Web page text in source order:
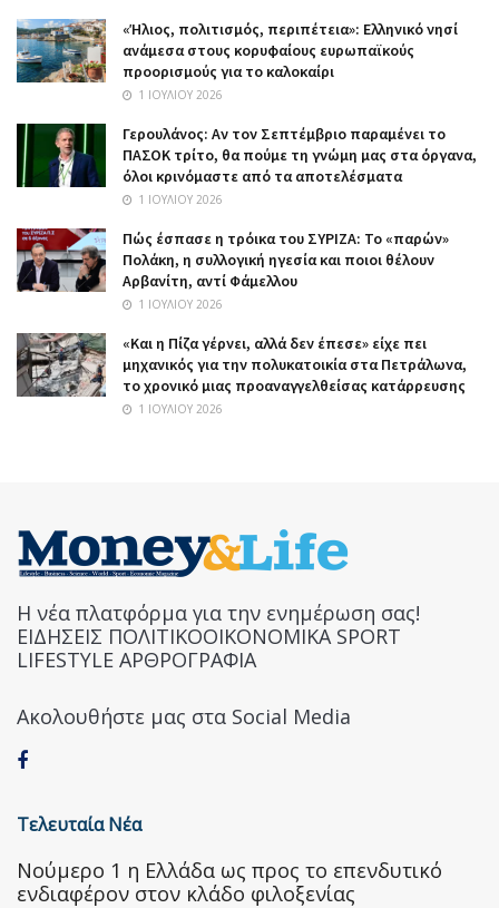
«Ήλιος, πολιτισμός, περιπέτεια»: Ελληνικό νησί
ανάμεσα στους κορυφαίους ευρωπαϊκούς
προορισμούς για το καλοκαίρι
1 ΙΟΥΛΊΟΥ 2026
Γερουλάνος: Αν τον Σεπτέμβριο παραμένει το
ΠΑΣΟΚ τρίτο, θα πούμε τη γνώμη μας στα όργανα,
όλοι κρινόμαστε από τα αποτελέσματα
1 ΙΟΥΛΊΟΥ 2026
Πώς έσπασε η τρόικα του ΣΥΡΙΖΑ: Το «παρών»
Πολάκη, η συλλογική ηγεσία και ποιοι θέλουν
Αρβανίτη, αντί Φάμελλου
1 ΙΟΥΛΊΟΥ 2026
«Και η Πίζα γέρνει, αλλά δεν έπεσε» είχε πει
μηχανικός για την πολυκατοικία στα Πετράλωνα,
το χρονικό μιας προαναγγελθείσας κατάρρευσης
1 ΙΟΥΛΊΟΥ 2026
Η νέα πλατφόρμα για την ενημέρωση σας!
ΕΙΔΗΣΕΙΣ ΠΟΛΙΤΙΚΟΟΙΚΟΝΟΜΙΚΑ SPORT
LIFESTYLE ΑΡΘΡΟΓΡΑΦΙΑ
Ακολουθήστε μας στα Social Media
Τελευταία Νέα
Nούμερο 1 η Ελλάδα ως προς το επενδυτικό
ενδιαφέρον στον κλάδο φιλοξενίας